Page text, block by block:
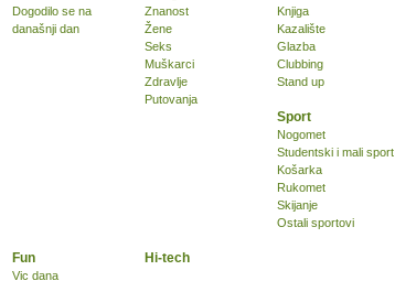
Dogodilo se na
današnji dan
Znanost
Žene
Seks
Muškarci
Zdravlje
Putovanja
Knjiga
Kazalište
Glazba
Clubbing
Stand up
Sport
Nogomet
Studentski i mali sport
Košarka
Rukomet
Skijanje
Ostali sportovi
Fun
Vic dana
Hi-tech